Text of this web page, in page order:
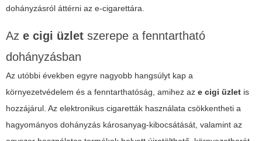
dohányzásról áttérni az e-cigarettára.
Az e cigi üzlet szerepe a fenntartható
dohányzásban
Az utóbbi években egyre nagyobb hangsúlyt kap a
környezetvédelem és a fenntarthatóság, amihez az e cigi üzlet is
hozzájárul. Az elektronikus cigaretták használata csökkentheti a
hagyományos dohányzás károsanyag-kibocsátását, valamint az